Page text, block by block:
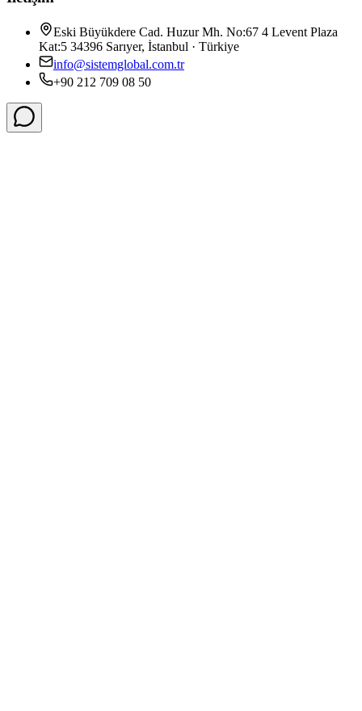
Eski Büyükdere Cad. Huzur Mh. No:67 4 Levent Plaza
Kat:5 34396 Sarıyer, İstanbul · Türkiye
info@sistemglobal.com.tr
+90 212 709 08 50